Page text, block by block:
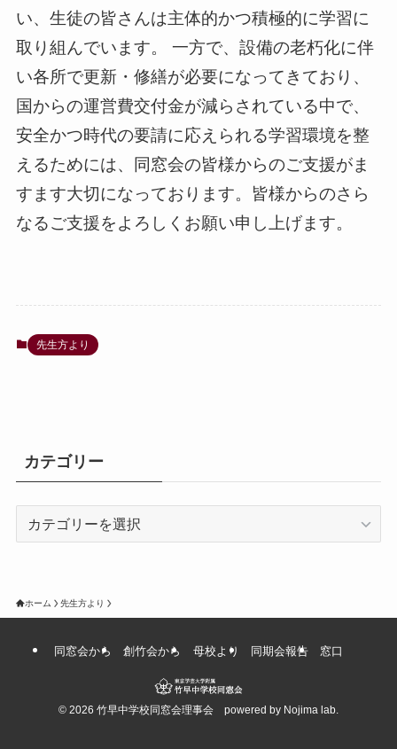
い、生徒の皆さんは主体的かつ積極的に学習に
取り組んでいます。 一方で、設備の老朽化に伴
い各所で更新・修繕が必要になってきており、
国からの運営費交付金が減らされている中で、
安全かつ時代の要請に応えられる学習環境を整
えるためには、同窓会の皆様からのご支援がま
すます大切になっております。皆様からのさら
なるご支援をよろしくお願い申し上げます。
先生方より
カテゴリー
ーホーム 先生方より
同窓会から 創竹会から 母校より 同期会報告 窓口
© 2026 竹早中学校同窓会理事会 powered by Nojima lab.